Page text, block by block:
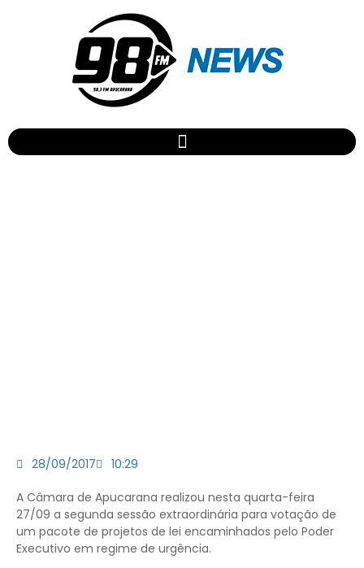
28/09/2017 10:29
A Câmara de Apucarana realizou nesta quarta-feira
27/09 a segunda sessão extraordinária para votação de
um pacote de projetos de lei encaminhados pelo Poder
Executivo em regime de urgência.